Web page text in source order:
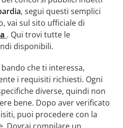
, segui questi semplici
vai sul sito ufficiale di
. Qui trovi tutte le
disponibili.
che ti interessa,
i requisiti richiesti. Ogni
diverse, quindi non
bene. Dopo aver verificato
puoi procedere con la